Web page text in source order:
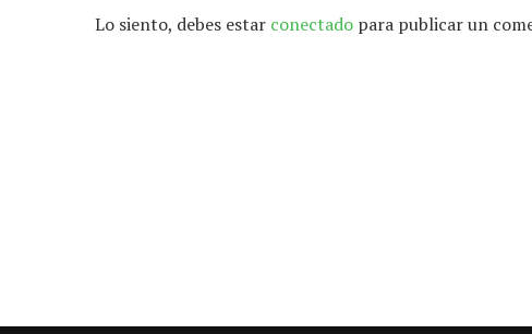
Lo siento, debes estar conectado para publicar un